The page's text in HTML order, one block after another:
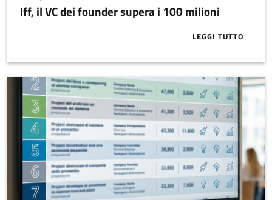
Iff, il VC dei founder supera i 100 milioni
LEGGI TUTTO
ABOUT IFF,